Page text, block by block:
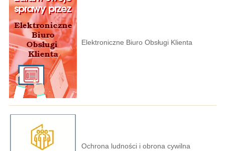
Elektroniczne Biuro Obsługi Klienta
Ochrona ludności i obrona cywilna